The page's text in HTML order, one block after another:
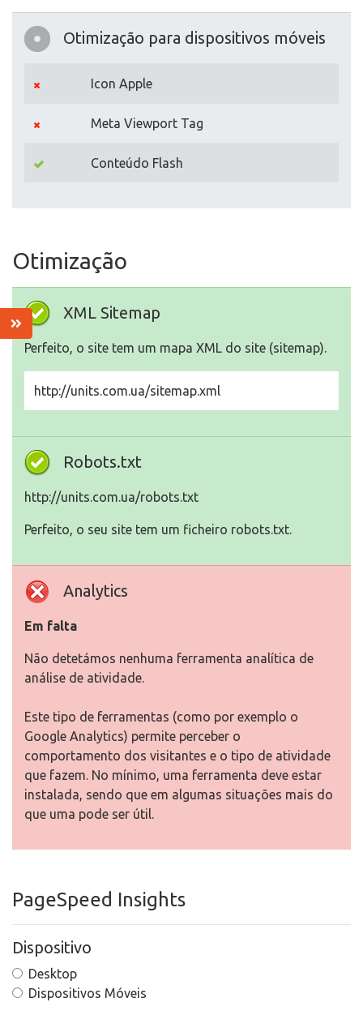
Otimização para dispositivos móveis
Icon Apple
Meta Viewport Tag
Conteúdo Flash
Otimização
XML Sitemap
Perfeito, o site tem um mapa XML do site (sitemap).
http://units.com.ua/sitemap.xml
Robots.txt
http://units.com.ua/robots.txt
Perfeito, o seu site tem um ficheiro robots.txt.
Analytics
Em falta
Não detetámos nenhuma ferramenta analítica de
análise de atividade.
Este tipo de ferramentas (como por exemplo o
Google Analytics) permite perceber o
comportamento dos visitantes e o tipo de atividade
que fazem. No mínimo, uma ferramenta deve estar
instalada, sendo que em algumas situações mais do
que uma pode ser útil.
PageSpeed Insights
Dispositivo
Desktop
Dispositivos Móveis